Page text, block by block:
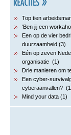
Top tien
‘Ben jij een
Een op de vier
duurzaamheid (3)
Eén op zeven
organisatie (1)
Drie manieren om
Een cyber-
cyberaanvallen?
Mind your data (1)